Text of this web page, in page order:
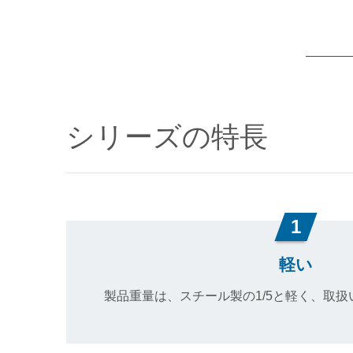
シリーズの特長
1
軽い
製品重量は、スチール製の1/5と軽く、取